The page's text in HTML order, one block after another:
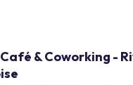
: choisissez le
aux beaux jours
sont autant d’espaces
& Coworking -